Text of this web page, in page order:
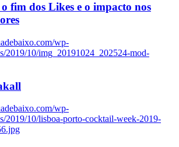
fim dos Likes e o impacto nos
wp-
2019/10/img_20191024_202524-mod-
wp-
2019/10/lisboa-porto-cocktail-week-2019-